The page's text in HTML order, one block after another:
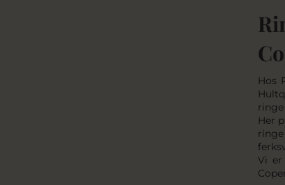
Hos
Her
Vi